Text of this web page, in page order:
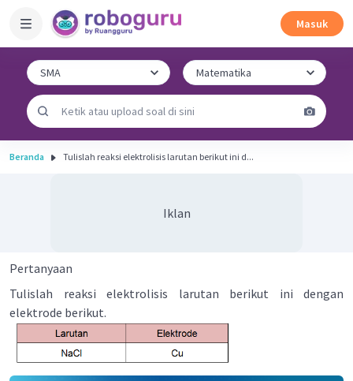
Masuk
Beranda Tulislah reaksi elektrolisis larutan berikut ini d...
Iklan
Pertanyaan
Tulislah reaksi elektrolisis larutan berikut ini dengan
elektrode berikut.